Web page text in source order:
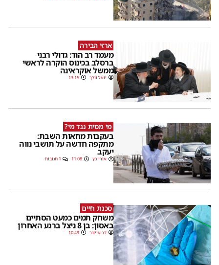
ארזי הבירה
מעמד רב הוד: גדולי רבני
ברסלב בכינוס הוקרה לראשי
ממשל אוקראינה
יואל וולך 13:15
מי מסית נגד מי?
בעקבות מחאות השבת:
מתקפה חדשה על תושבי נווה
יעקב
אורי כץ 11:08 1 תגובות
סכנת חיים
משחק תמים כמעט הסתיים
באסון: בן 8 ניצל ברגע האחרון
דב אייזנר 10:49